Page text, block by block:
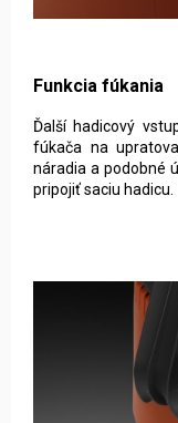
Funkcia fúkania
Ďalší hadicový
fúkača na
náradia a podobné
pripojiť saciu hadicu.